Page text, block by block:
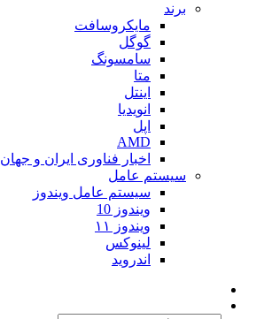
برند
مایکروسافت
گوگل
سامسونگ
متا
اینتل
انویدیا
اپل
AMD
اخبار فناوری ایران و جهان
سیستم عامل
سیستم عامل ویندوز
ویندوز 10
ویندوز ۱۱
لینوکس
اندروید